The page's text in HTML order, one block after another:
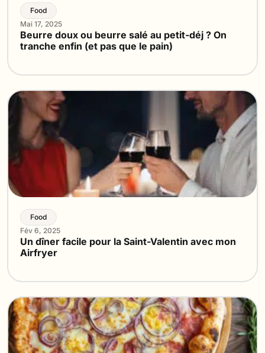
Food
Mai 17, 2025
Beurre doux ou beurre salé au petit-déj ? On
tranche enfin (et pas que le pain)
Food
Fév 6, 2025
Un dîner facile pour la Saint-Valentin avec mon
Airfryer